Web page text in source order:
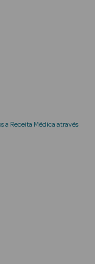
a Receita Médica através